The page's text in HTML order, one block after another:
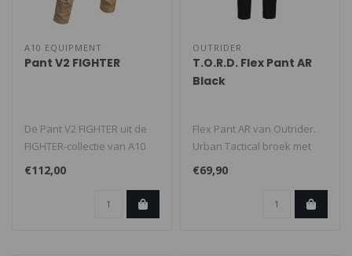
A10 EQUIPMENT
Pant V2 FIGHTER
De Pant V2 FIGHTER uit de
FIGHTER-collectie van A10
EQUIPMENT® is speciaal
ontw..
€112,00
OUTRIDER
T.O.R.D. Flex Pant AR
Black
Flex Pant AR van Outrider.
Urban Tactical broek met
een hoog comfort en
praktisc..
€69,90